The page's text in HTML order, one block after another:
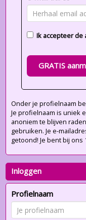
Ik accepteer de
GRATIS
Onder je profielnaam
Je profielnaam is uniek
anoniem te blijven
gebruiken. Je e-
getoond! Je bent bij ons
Inloggen
Profielnaam